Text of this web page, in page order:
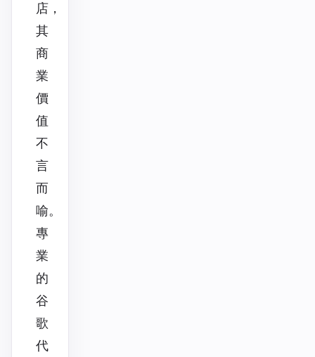
店，
其
商
業
價
值
不
言
而
喻。
專
業
的
谷
歌
代